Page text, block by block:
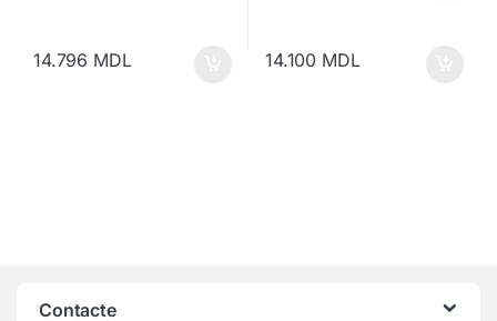
14.796 MDL 14.100 MDL
Contacte